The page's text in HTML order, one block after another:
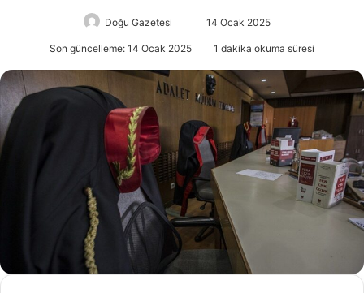
Doğu Gazetesi
e-
göndermek
14 Ocak 2025
Son güncelleme: 14 Ocak 2025 1 dakika okuma süresi